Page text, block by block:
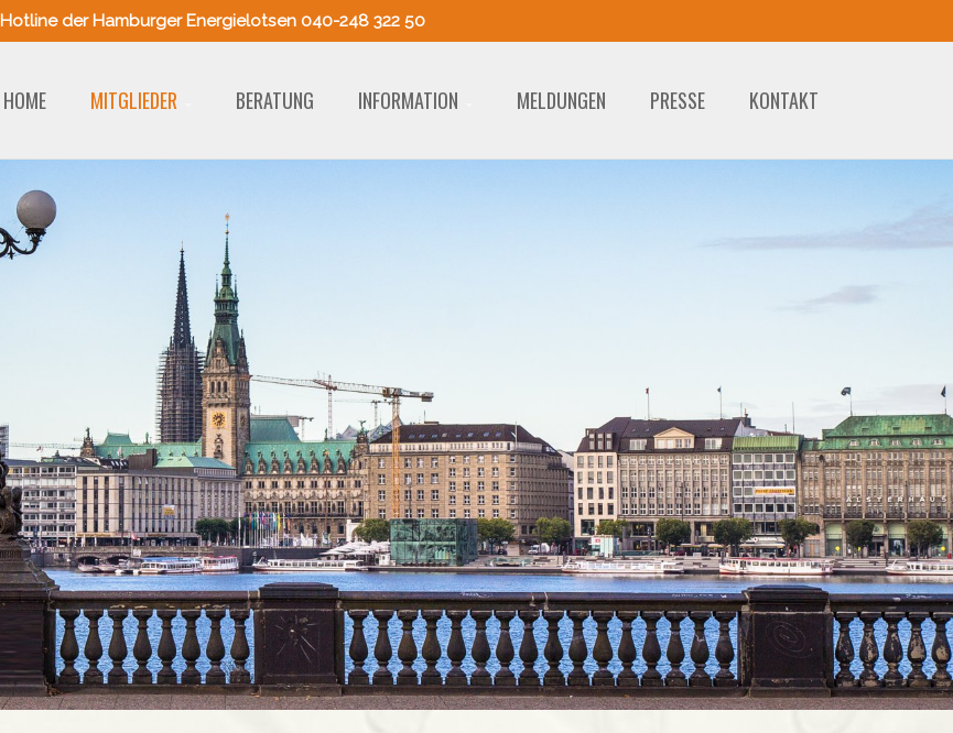
Hotline der Hamburger Energielotsen 040-248 322 50
HOME MITGLIEDER BERATUNG INFORMATION MELDUNGEN PRESSE KONTAKT